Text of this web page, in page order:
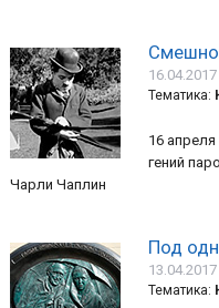
16.04.2017
Тематика:
16
гений
Чарли Чаплин
Под
13.04.2017
Тематика: